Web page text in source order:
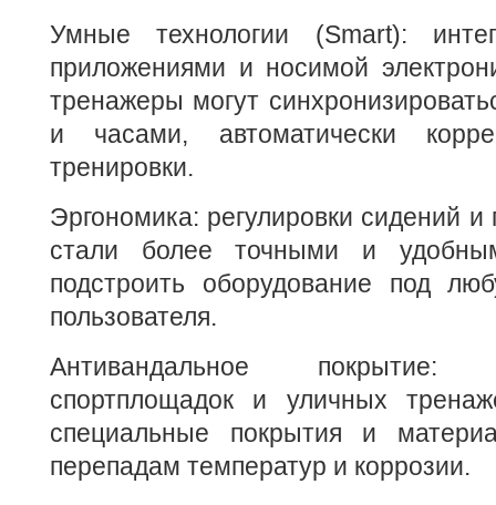
Умные технологии (Smart):
приложениями и носимой
тренажеры могут
и часами, автоматически
тренировки.
Эргономика: регулировки сидений и
стали более точными и
подстроить оборудование под
пользователя.
Антивандальное
спортплощадок и уличных
специальные покрытия и
перепадам температур и коррозии.